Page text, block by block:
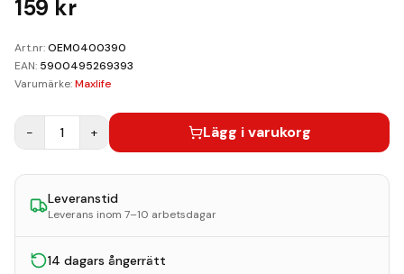
159 kr
Art.nr:OEM0400390
EAN: 5900495269393
Varumärke:Maxlife
− 1 + Lägg i varukorg
Leveranstid
Leverans inom 7–10 arbetsdagar
14 dagars ångerrätt